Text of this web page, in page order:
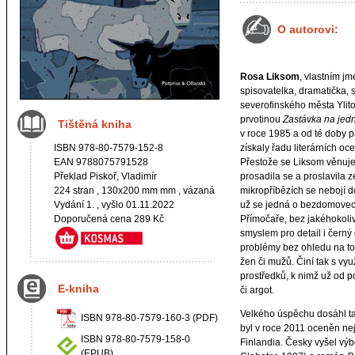
Tištěná kniha
ISBN 978-80-7579-152-8
EAN 9788075791528
Překlad Piskoř, Vladimír
224 stran , 130x200 mm mm , vázaná
Vydání 1. , vyšlo 01.11.2022
Doporučená cena 289 Kč
E-kniha
ISBN 978-80-7579-160-3 (PDF)
ISBN 978-80-7579-158-0
O autorovi:
Rosa Liksom, vlastním
spisovatelka, dramatička,
severofinského města
prvotinouZastávka na
v roce 1985 a od té doby
získaly řadu literárních
Přestože se Liksom
prosadila se a proslavila
mikropříbězích se nebojí
už se jedná o
Přímočaře, bez
smyslem pro detail i
problémy bez ohledu na
žen či mužů. Činí tak s
prostředků, k nimž už od
či argot.
Velkého úspěchu dosáhl
byl v roce 2011 oceněn
Finlandia. Česky vyšel